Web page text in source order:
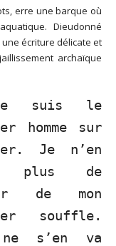
erre une barque où
Dieudonné
écriture délicate et
archaïque
suis le
homme sur
Je n’en
plus de
de mon
souffle.
s’en va